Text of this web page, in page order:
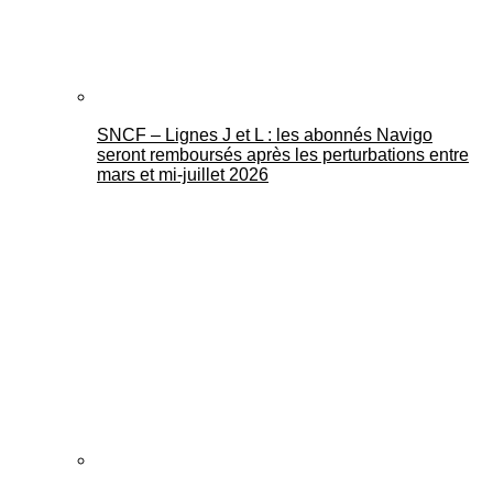
SNCF – Lignes J et L : les abonnés Navigo
seront remboursés après les perturbations entre
mars et mi-juillet 2026